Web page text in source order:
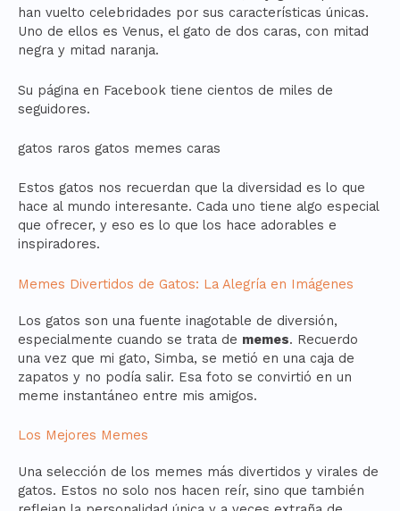
han vuelto celebridades por sus características únicas.
Uno de ellos es Venus, el gato de dos caras, con mitad
negra y mitad naranja.
Su página en Facebook tiene cientos de miles de
seguidores.
gatos raros gatos memes caras
Estos gatos nos recuerdan que la diversidad es lo que
hace al mundo interesante. Cada uno tiene algo especial
que ofrecer, y eso es lo que los hace adorables e
inspiradores.
Memes Divertidos de Gatos: La Alegría en Imágenes
Los gatos son una fuente inagotable de diversión,
especialmente cuando se trata de memes. Recuerdo
una vez que mi gato, Simba, se metió en una caja de
zapatos y no podía salir. Esa foto se convirtió en un
meme instantáneo entre mis amigos.
Los Mejores Memes
Una selección de los memes más divertidos y virales de
gatos. Estos no solo nos hacen reír, sino que también